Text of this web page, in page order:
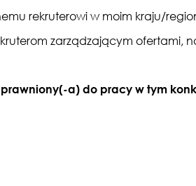
rekruterowi w moim kraju/
zarządzającym ofertami,
a) do pracy w tym